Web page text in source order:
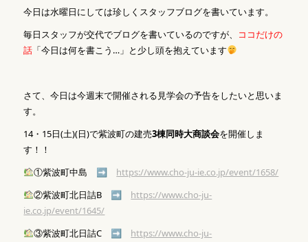
今日は水曜日にしては珍しくスタッフブログを書いています。
毎日スタッフが交代でブログを書いているのですが、 ココだけの
話 「今日は何を書こう…」と少し頭を抱えています
さて、今日は今週末で開催される見学会の予告をしたいと思いま
す。
14・15日(土)(日)で紫波町の建売3棟同時大商談会を開催しま
す！！
①紫波町中島 ➡ https://www.cho-ju-ie.co.jp/event/1658/
②紫波町北日詰B ➡ https://www.cho-ju-
ie.co.jp/event/1645/
③紫波町北日詰C ➡ https://www.cho-ju-